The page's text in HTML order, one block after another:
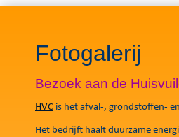
Fotogalerij
HVC is het afval-, grondstoffen-
Het bedrijft haalt duurzame
Bezoek aan de